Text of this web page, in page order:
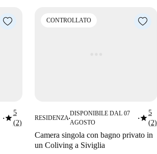
■star5
(2)
CONTROLLATO
RESIDENZA■
DISPONIBILE DAL 07
AGOSTO
■star5
(2)
Camera singola con bagno privato in
un Coliving a Siviglia